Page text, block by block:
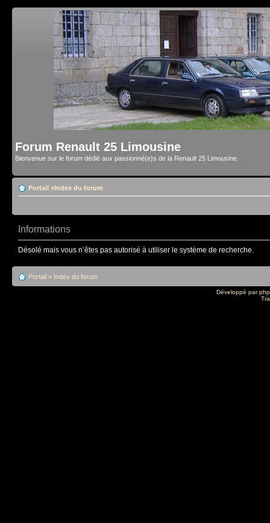
Forum Renault 25 Limousine
Bienvenue sur le forum dédié aux passionné(e)s de la Renault 25 Limousine.
Portail »Index du forum
Informations
Désolé mais vous n’êtes pas autorisé à utiliser le système de recherche.
Portail » Index du forum
Développé par